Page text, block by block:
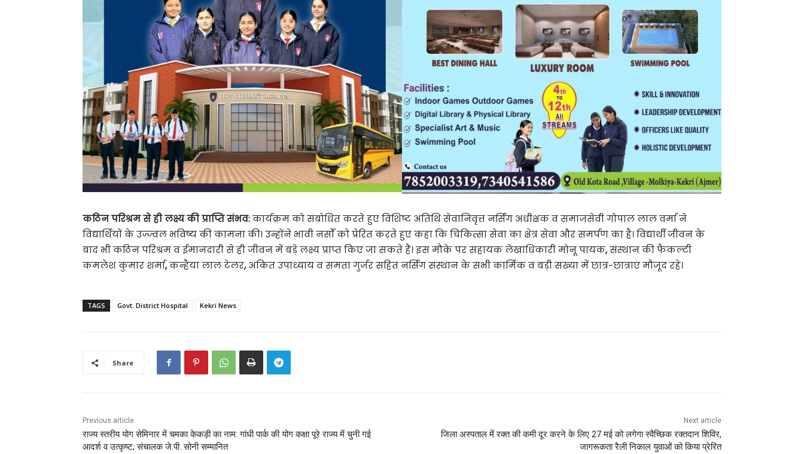
कठिन परिश्रम से ही लक्ष्य की प्राप्ति संभव:कार्यक्रम को संबोधित करते हुए विशिष्ट अतिथि सेवानिवृत्त नर्सिंग अधीक्षक व समाजसेवी गोपाल लाल वर्मा ने
विद्यार्थियों के उज्ज्वल भविष्य की कामना की। उन्होंने भावी नर्सों को प्रेरित करते हुए कहा कि चिकित्सा सेवा का क्षेत्र सेवा और समर्पण का है। विद्यार्थी जीवन के
बाद भी कठिन परिश्रम व ईमानदारी से ही जीवन में बड़े लक्ष्य प्राप्त किए जा सकते हैं। इस मौके पर सहायक लेखाधिकारी मोनू पायक,संस्थान की फैकल्टी
कमलेश कुमार शर्मा,कन्हैया लाल टेलर,अंकित उपाध्याय व समता गुर्जर सहित नर्सिंग संस्थान के सभी कार्मिक व बड़ी संख्या में छात्र-छात्राएं मौजूद रहे।
TAGS Govt. District Hospital Kekri News
Share
Previous article
राज्य स्तरीय योग सेमिनार में चमका केकड़ी का नाम: गांधी पार्क की योग कक्षा पूरे राज्य में चुनी गई
आदर्श व उत्कृष्ट; संचालक जे.पी. सोनी सम्मानित
Next article
जिला अस्पताल में रक्त की कमी दूर करने के लिए 27 मई को लगेगा स्वैच्छिक रक्तदान शिविर,
जागरूकता रैली निकाल युवाओं को किया प्रेरित